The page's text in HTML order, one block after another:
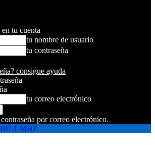
tu cuenta
tu nombre de usuario
tu contraseña
consigue ayuda
tu correo electrónico
por correo electrónico.
MHZ